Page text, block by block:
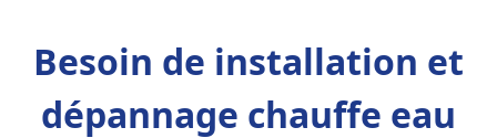
Besoin de installation et
dépannage chauffe eau